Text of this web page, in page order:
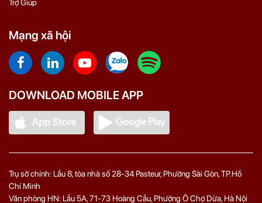
Trợ Giúp
Mạng xã hội
DOWNLOAD MOBILE APP
Trụ sở chính: Lầu 8, tòa nhà số 28-34 Pasteur, Phường Sài Gòn, TP.Hồ
Chí Minh
Văn phòng HN: Lầu 5A, 71‑73 Hoàng Cầu, Phường Ô Chợ Dừa, Hà Nội